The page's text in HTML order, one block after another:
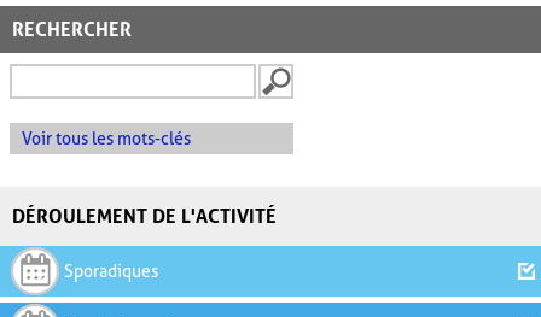
RECHERCHER
Voir tous les mots-clés
DÉROULEMENT DE L'ACTIVITÉ
Sporadiques